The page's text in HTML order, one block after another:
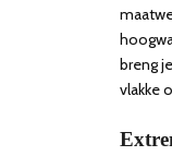
breng
vlakke